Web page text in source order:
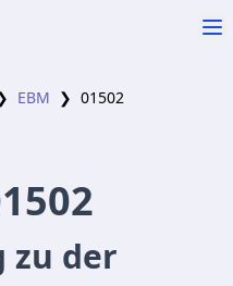
EBM ❯ 01502
zu der